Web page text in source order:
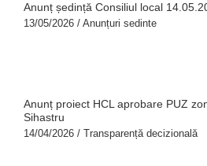
Anunț ședință Consiliul local
13/05/2026 / Anunțuri sedinte
Anunț proiect HCL aprobare PUZ
Sihastru
14/04/2026 / Transparență decizională